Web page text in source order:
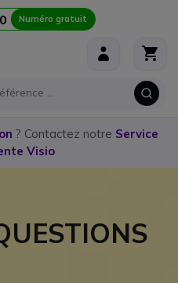
Numéro gratuit
? Contactez notre Service
Visio